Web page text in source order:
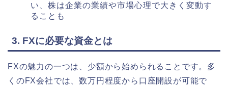
い、株は企業の業績や市場心理で大きく変動す
ることも
3. FXに必要な資金とは
FXの魅力の一つは、少額から始められることです。多
くのFX会社では、数万円程度から口座開設が可能で